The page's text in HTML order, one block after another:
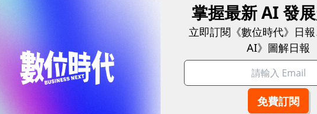
看板整合藍牙傳輸的即時行動交易技術，透過手機的藍牙裝置，可以從電
coupon code），當顧客到商店消費時，商店透過二維條碼掃描器讀取顧
得折價的優惠。
術的強化下，雙向互動的功能也成了電子看板的重要趨勢。例如知名服飾
掌握最新 AI 發
立即訂閱《數位時代》日
AI》圖解日報